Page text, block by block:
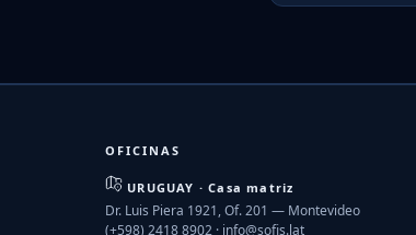
OFICINAS
URUGUAY · Casa matriz
Dr. Luis Piera 1921, Of. 201 — Montevideo
(+598) 2418 8902 · info@sofis.lat